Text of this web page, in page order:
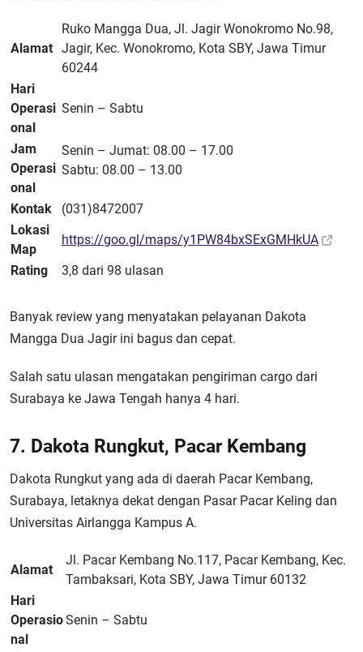
Alamat
Ruko Mangga Dua, Jl. Jagir Wonokromo No.98,
Jagir, Kec. Wonokromo, Kota SBY, Jawa Timur
60244
Hari
Operasi
onal
Senin – Sabtu
Jam
Operasi
onal
Senin – Jumat: 08.00 – 17.00
Sabtu: 08.00 – 13.00
Kontak
(031)8472007
Lokasi
Map
https://goo.gl/maps/y1PW84bxSExGMHkUA
Rating
3,8 dari 98 ulasan
Banyak review yang menyatakan pelayanan Dakota
Mangga Dua Jagir ini bagus dan cepat.
Salah satu ulasan mengatakan pengiriman cargo dari
Surabaya ke Jawa Tengah hanya 4 hari.
7. Dakota Rungkut, Pacar Kembang
Dakota Rungkut yang ada di daerah Pacar Kembang,
Surabaya, letaknya dekat dengan Pasar Pacar Keling dan
Universitas Airlangga Kampus A.
Alamat
Jl. Pacar Kembang No.117, Pacar Kembang, Kec.
Tambaksari, Kota SBY, Jawa Timur 60132
Hari
Operasio
nal
Senin – Sabtu